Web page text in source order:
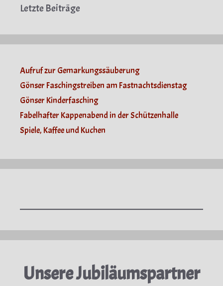
Letzte Beiträge
Aufruf zur Gemarkungssäuberung
Gönser Faschingstreiben am Fastnachtsdienstag
Gönser Kinderfasching
Fabelhafter Kappenabend in der Schützenhalle
Spiele, Kaffee und Kuchen
Unsere Jubiläumspartner